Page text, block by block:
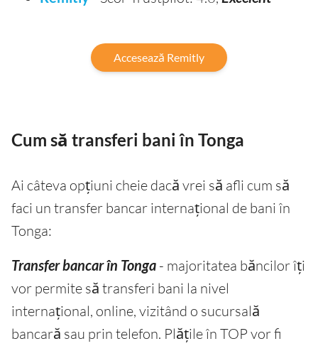
Accesează Remitly
Cum să transferi bani în Tonga
Ai câteva opțiuni cheie dacă vrei să afli cum să
faci un transfer bancar internațional de bani în
Tonga:
Transfer bancar în Tonga - majoritatea băncilor îți
vor permite să transferi bani la nivel
internațional, online, vizitând o sucursală
bancară sau prin telefon. Plățile în TOP vor fi